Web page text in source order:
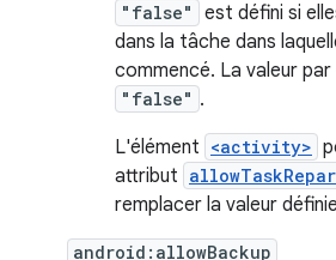
"false"
est défini si
dans la tâche dans
commencé. La valeur
"false" .
L'élément <activity>
attribut
remplacer la valeur
android:allowBackup